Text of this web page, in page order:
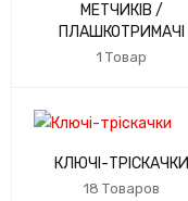
МЕТЧИКІВ /
ПЛАШКОТРИМАЧІ
1 Товар
КЛЮЧІ-ТРІСКАЧКИ
18 Товаров